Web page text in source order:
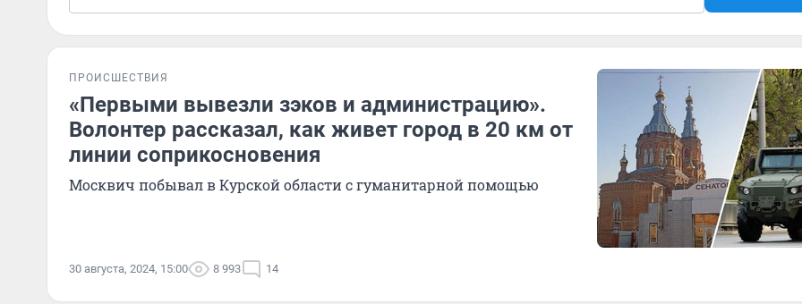
ПРОИСШЕСТВИЯ
«Первыми вывезли зэков и администрацию».
Волонтер рассказал, как живет город в 20 км от
линии соприкосновения
Москвич побывал в Курской области с гуманитарной помощью
30 августа, 2024, 15:00 8 993 14